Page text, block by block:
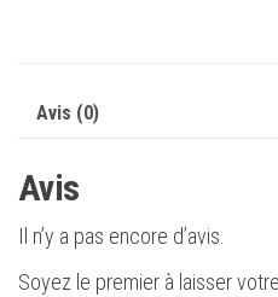
Avis (0)
Avis
Il n’y a pas encore d’avis.
Soyez le premier à laisser